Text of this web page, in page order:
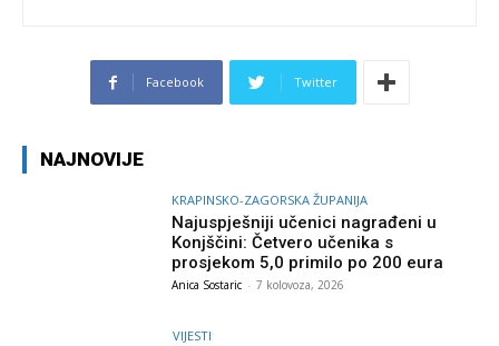
Facebook Twitter
NAJNOVIJE
KRAPINSKO-ZAGORSKA ŽUPANIJA
Najuspješniji učenici nagrađeni u
Konjščini: Četvero učenika s
prosjekom 5,0 primilo po 200 eura
Anica Sostaric - 7 kolovoza, 2026
VIJESTI